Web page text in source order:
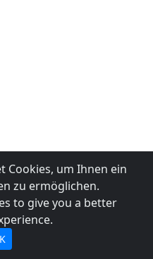
Cookies, um Ihnen ein
zu ermöglichen.
to give you a better